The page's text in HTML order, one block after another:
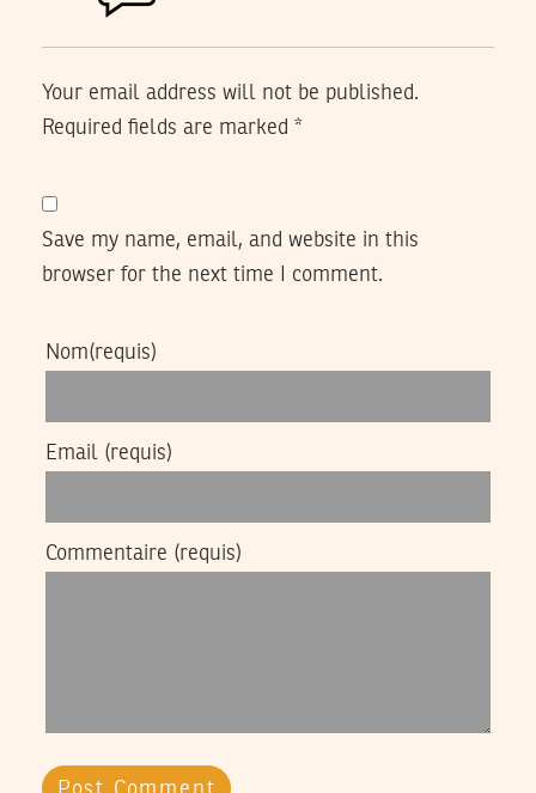
Your email address will not be published.
Required fields are marked *
Save my name, email, and website in this
browser for the next time I comment.
Nom(requis)
Email (requis)
Commentaire (requis)